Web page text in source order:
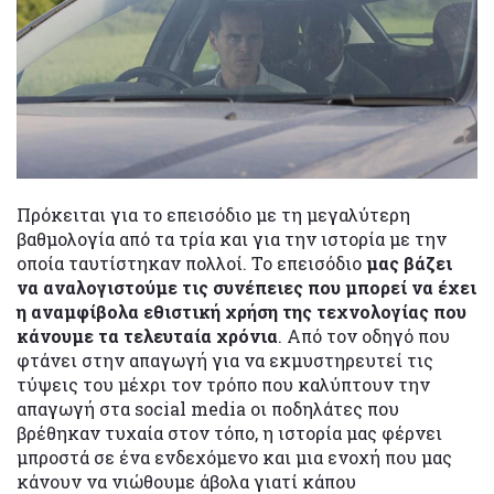
Πρόκειται για το επεισόδιο με τη μεγαλύτερη
βαθμολογία από τα τρία και για τηνιστορία με την
οποία ταυτίστηκαν πολλοί. Το επεισόδιομας βάζει
να αναλογιστούμε τις συνέπειες που μπορεί να έχει
η αναμφίβολα εθιστική χρήση της τεχνολογίας που
κάνουμε τα τελευταία χρόνια. Από τον οδηγό που
φτάνει στην απαγωγή για να εκμυστηρευτεί τις
τύψεις του μέχρι τον τρόπο που καλύπτουν την
απαγωγή στα social media οι ποδηλάτες που
βρέθηκαν τυχαία στον τόπο, η ιστορία μας φέρνει
μπροστά σε ένα ενδεχόμενο και μια ενοχή που μας
κάνουν να νιώθουμε άβολα γιατί κάπου